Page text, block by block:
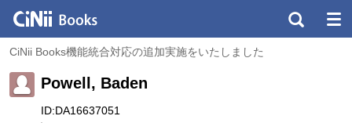
CiNii Books機能統合対応の追加実施をいたしました
Powell, Baden
ID:DA16637051